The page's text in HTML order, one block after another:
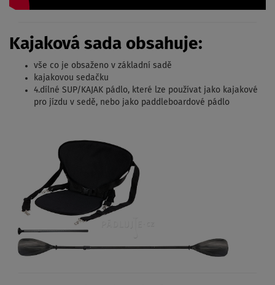
Kajaková sada obsahuje:
vše co je obsaženo v základní sadě
kajakovou sedačku
4.dílné SUP/KAJAK pádlo, které lze používat jako kajakové
pro jízdu v sedě, nebo jako paddleboardové pádlo